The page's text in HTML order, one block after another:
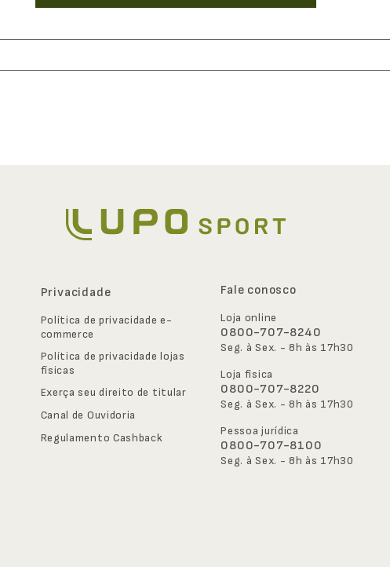
Privacidade
Política de privacidade e-
commerce
Política de privacidade lojas
físicas
Exerça seu direito de titular
Canal de Ouvidoria
Regulamento Cashback
Fale conosco
Loja online
0800-707-8240
Seg. à Sex. - 8h às 17h30
Loja física
0800-707-8220
Seg. à Sex. - 8h às 17h30
Pessoa jurídica
0800-707-8100
Seg. à Sex. - 8h às 17h30